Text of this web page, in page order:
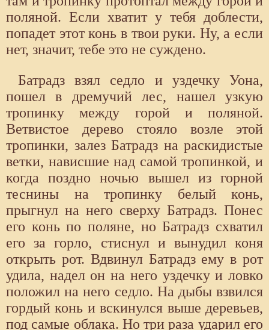
поляной. Если хватит у тебя доблести,
попадет этот конь в твои руки. Ну, а если
нет, значит, тебе это не суждено.
Батрадз взял седло и уздечку Уона,
пошел в дремучий лес, нашел узкую
тропинку между горой и поляной.
Ветвистое дерево стояло возле этой
тропинки, залез Батрадз на раскидистые
ветки, нависшие над самой тропинкой, и
когда поздно ночью вышел из горной
теснины на тропинку белый конь,
прыгнул на него сверху Батрадз. Понес
его конь по поляне, но Батрадз схватил
его за горло, стиснул и вынудил коня
открыть рот. Вдвинул Батрадз ему в рот
удила, надел он на него уздечку и ловко
положил на него седло. На дыбы взвился
гордый конь и вскинулся выше деревьев,
под самые облака. Но три раза ударил его